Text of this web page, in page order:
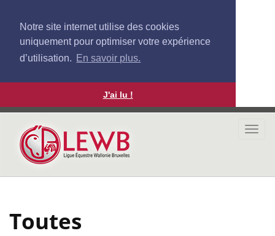
Notre site internet utilise des cookies
uniquement pour optimiser votre expérience
d’utilisation. En savoir plus.
J'ai lu !
Aller
contenu
principal
Toutes